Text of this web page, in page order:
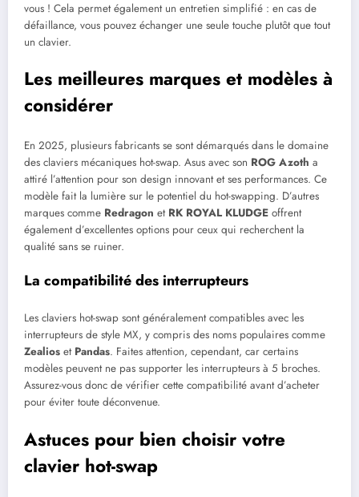
vous ! Cela permet également un entretien simplifié : en cas de
défaillance, vous pouvez échanger une seule touche plutôt que tout
un clavier.
Les meilleures marques et modèles à
considérer
En 2025, plusieurs fabricants se sont démarqués dans le domaine
des claviers mécaniques hot-swap. Asus avec son ROG Azoth a
attiré l’attention pour son design innovant et ses performances. Ce
modèle fait la lumière sur le potentiel du hot-swapping. D’autres
marques comme Redragon et RK ROYAL KLUDGE offrent
également d’excellentes options pour ceux qui recherchent la
qualité sans se ruiner.
La compatibilité des interrupteurs
Les claviers hot-swap sont généralement compatibles avec les
interrupteurs de style MX, y compris des noms populaires comme
Zealios et Pandas. Faites attention, cependant, car certains
modèles peuvent ne pas supporter les interrupteurs à 5 broches.
Assurez-vous donc de vérifier cette compatibilité avant d’acheter
pour éviter toute déconvenue.
Astuces pour bien choisir votre
clavier hot-swap